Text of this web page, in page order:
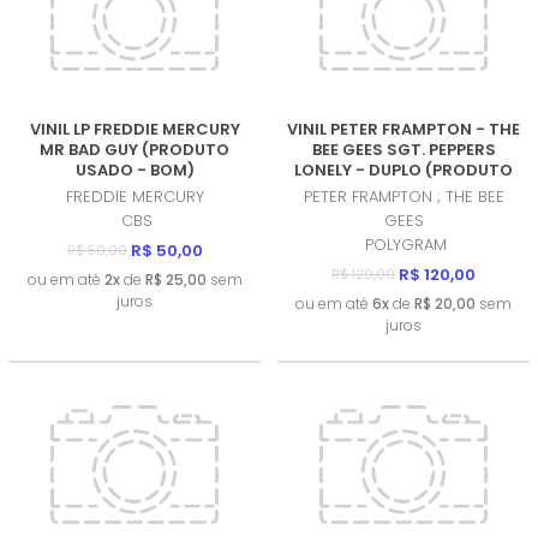
VINIL LP FREDDIE MERCURY
MR BAD GUY (PRODUTO
USADO - BOM)
FREDDIE MERCURY
CBS
R$ 50,00 R$ 50,00
ou em até 2xde R$ 25,00 sem
juros
VINIL PETER FRAMPTON - THE
BEE GEES SGT. PEPPERS
LONELY - DUPLO (PRODUTO
USADO - MUITO BOM)
PETER FRAMPTON ; THE BEE
GEES
POLYGRAM
R$ 120,00 R$ 120,00
ou em até 6xde R$ 20,00 sem
juros